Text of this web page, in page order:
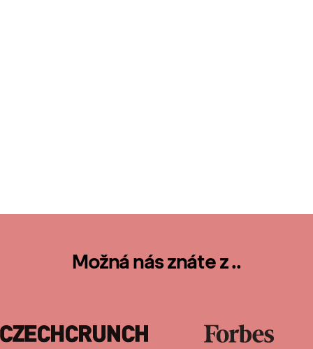
Možná nás znáte z ..